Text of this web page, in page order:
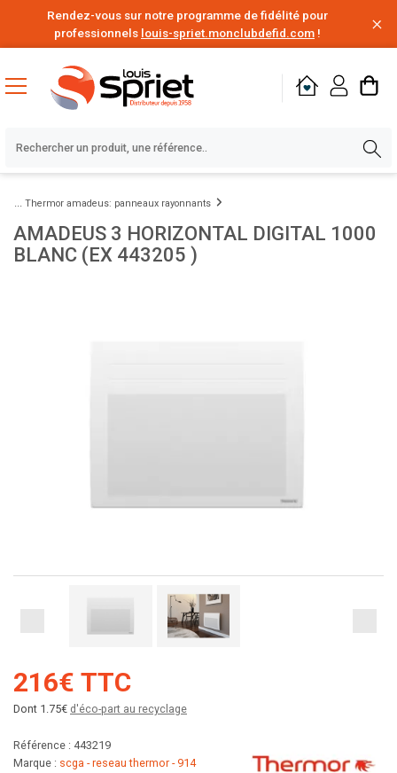
Rendez-vous sur notre programme de fidélité pour
professionnels louis-spriet.monclubdefid.com !
Thermor amadeus: panneaux rayonnants
AMADEUS 3 HORIZONTAL DIGITAL 1000
BLANC (EX 443205 )
216€ TTC
Dont 1.75€ d'éco-part au recyclage
Référence : 443219
Marque : scga - reseau thermor - 914